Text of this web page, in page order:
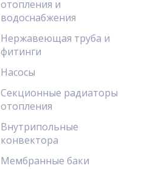
отопления и
водоснабжения
Нержавеющая труба и
фитинги
Насосы
Секционные радиаторы
отопления
Внутрипольные
конвектора
Мембранные баки